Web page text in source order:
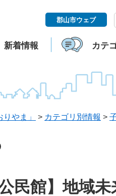
郡山市ウェブ
新着情報 カテ
やま」 > カテゴリ別情報 >
公民館】地域